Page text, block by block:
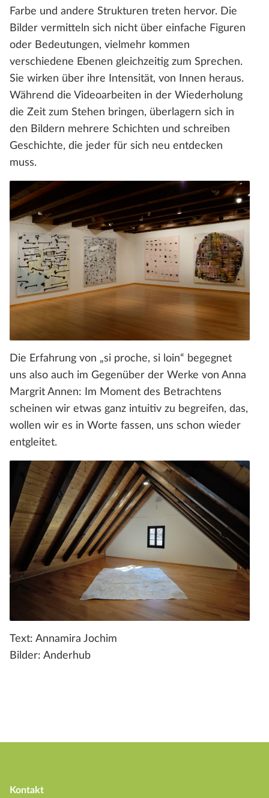
Farbe und andere Strukturen treten hervor. Die
Bilder vermitteln sich nicht über einfache Figuren
oder Bedeutungen, vielmehr kommen
verschiedene Ebenen gleichzeitig zum Sprechen.
Sie wirken über ihre Intensität, von Innen heraus.
Während die Videoarbeiten in der Wiederholung
die Zeit zum Stehen bringen, überlagern sich in
den Bildern mehrere Schichten und schreiben
Geschichte, die jeder für sich neu entdecken
muss.
Die Erfahrung von „si proche, si loin“ begegnet
uns also auch im Gegenüber der Werke von Anna
Margrit Annen: Im Moment des Betrachtens
scheinen wir etwas ganz intuitiv zu begreifen, das,
wollen wir es in Worte fassen, uns schon wieder
entgleitet.
Text: Annamira Jochim
Bilder: Anderhub
Kontakt